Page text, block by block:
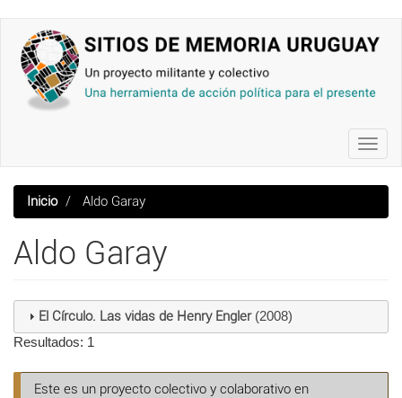
contenido
principal
Inicio Aldo Garay
Aldo Garay
El Círculo. Las vidas de Henry Engler(2008)
Resultados: 1
Este es un proyecto colectivo y colaborativo en